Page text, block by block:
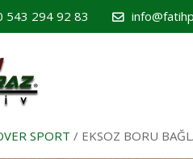
543 294 92 83
SPORT / EKSOZ BORU